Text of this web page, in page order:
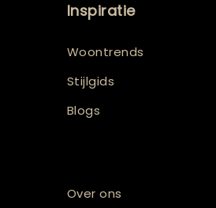
Inspiratie
Woontrends
Stijlgids
Blogs
Over ons